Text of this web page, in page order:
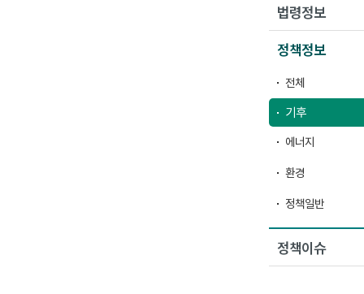
법령정보
정책정보
전체
기후
에너지
환경
정책일반
정책이슈